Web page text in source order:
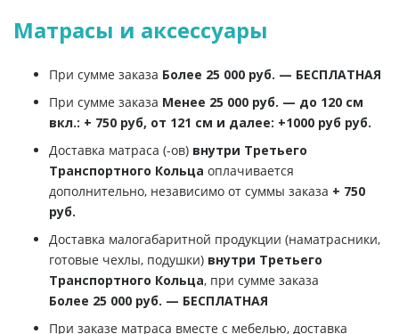
Матрасы и аксессуары
При сумме заказа Более 25 000 руб. — БЕСПЛАТНАЯ
При сумме заказа Менее 25 000 руб. — до 120 см
вкл.: + 750 руб, от 121 см и далее: +1000 руб руб.
Доставка матраса (-ов) внутри Третьего
Транспортного Кольца оплачивается
дополнительно, независимо от суммы заказа + 750
руб.
Доставка малогабаритной продукции (наматрасники,
готовые чехлы, подушки) внутри Третьего
Транспортного Кольца, при сумме заказа
Более 25 000 руб. — БЕСПЛАТНАЯ
При заказе матраса вместе с мебелью, доставка